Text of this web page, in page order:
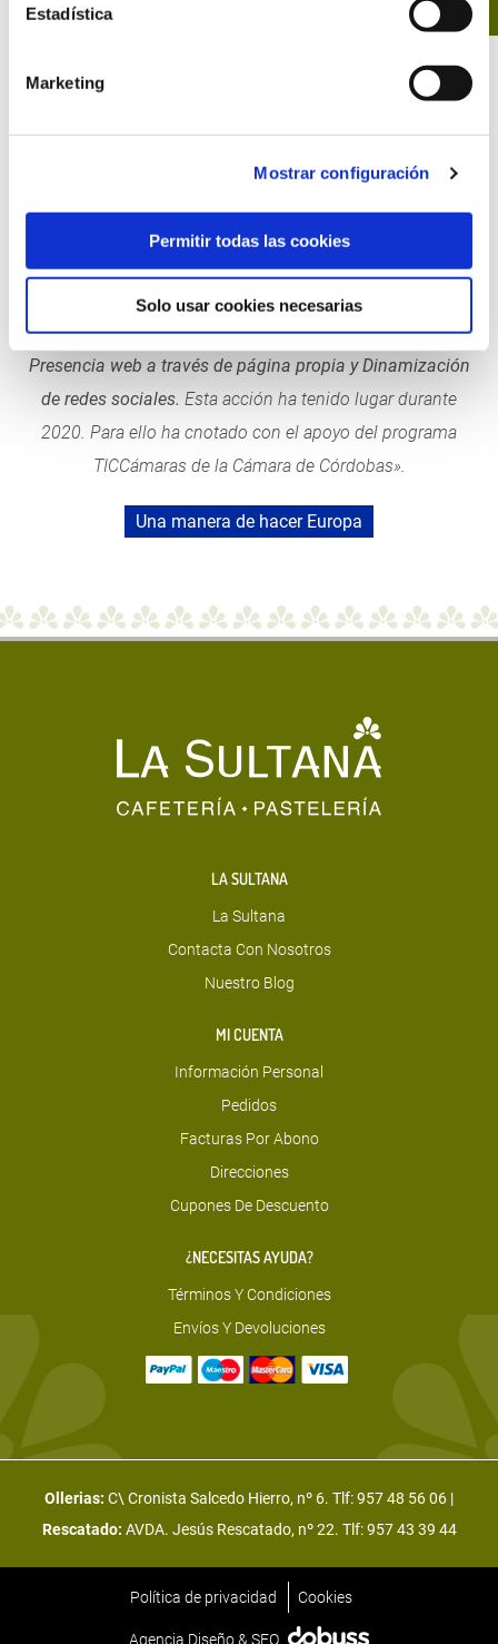
Estadística
Marketing
Mostrar configuración
Permitir todas las cookies
Solo usar cookies necesarias
beneficiaria del Fondo Europeo de Desarrollo Regional
cuyo objetivo es mejorar el uso y la calidad de las
tecnologías de la información y de las comunicaciones y el
acceso a las mismas y gracias al que ha podido ofrecer
Presencia web a través de página propia y Dinamización
de redes sociales. Esta acción ha tenido lugar durante
2020. Para ello ha cnotado con el apoyo del programa
TICCámaras de la Cámara de Córdobas».
Una manera de hacer Europa
LA SULTANA
La Sultana
Contacta Con Nosotros
Nuestro Blog
MI CUENTA
Información Personal
Pedidos
Facturas Por Abono
Direcciones
Cupones De Descuento
¿NECESITAS AYUDA?
Términos Y Condiciones
Envíos Y Devoluciones
Ollerias: C\ Cronista Salcedo Hierro, nº 6. Tlf:957 48 56 06 |
Rescatado: AVDA. Jesús Rescatado, nº 22. Tlf:957 43 39 44
Política de privacidad Cookies
Agencia Diseño & SEO